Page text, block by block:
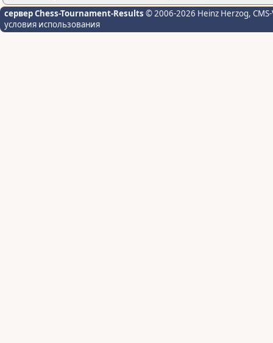
сервер Chess-Tournament-Results © 2006-2026 Heinz Herzog,
условия использования